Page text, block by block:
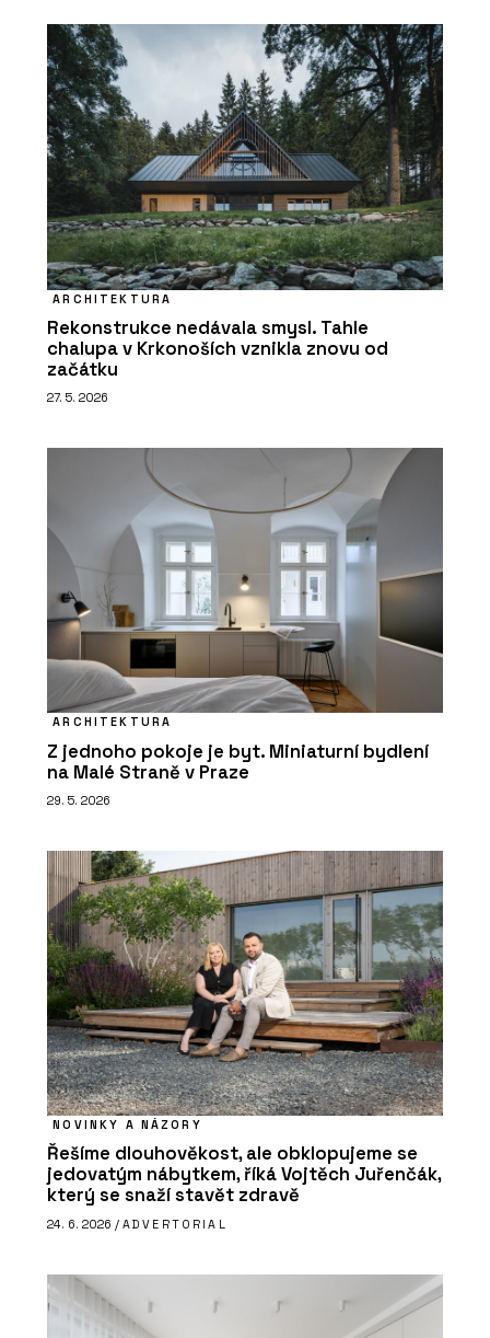
ARCHITEKTURA
Rekonstrukce nedávala smysl. Tahle
chalupa v Krkonoších vznikla znovu od
začátku
27. 5. 2026
ARCHITEKTURA
Z jednoho pokoje je byt. Miniaturní bydlení
na Malé Straně v Praze
29. 5. 2026
NOVINKY A NÁZORY
Řešíme dlouhověkost, ale obklopujeme se
jedovatým nábytkem, říká Vojtěch Juřenčák,
který se snaží stavět zdravě
24. 6. 2026 / ADVERTORIAL